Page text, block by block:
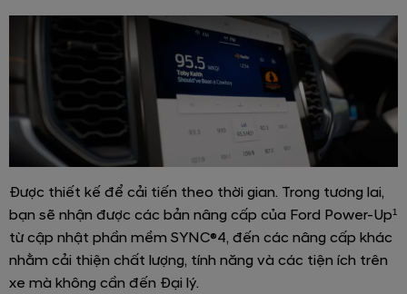
Được thiết kế để cải tiến theo thời gian. Trong tương lai,
bạn sẽ nhận được các bản nâng cấp của Ford Power-Up¹
từ cập nhật phần mềm SYNC®4, đến các nâng cấp khác
nhằm cải thiện chất lượng, tính năng và các tiện ích trên
xe mà không cần đến Đại lý.